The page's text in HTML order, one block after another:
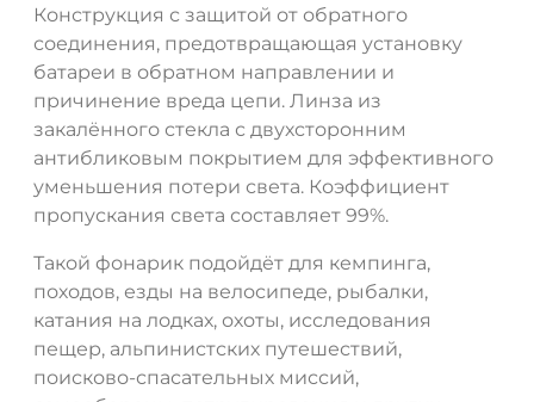
Конструкция с защитой от обратного
соединения, предотвращающая установку
батареи в обратном направлении и
причинение вреда цепи. Линза из
закалённого стекла с двухсторонним
антибликовым покрытием для эффективного
уменьшения потери света. Коэффициент
пропускания света составляет 99%.
Такой фонарик подойдёт для кемпинга,
походов, езды на велосипеде, рыбалки,
катания на лодках, охоты, исследования
пещер, альпинистских путешествий,
поисково-спасательных миссий,